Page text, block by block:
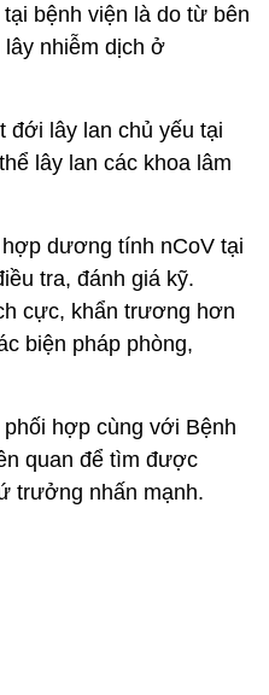
dương tính nCoV tại
cực, khẩn trương hơn
biện pháp phòng,
hợp cùng với Bệnh
quan để tìm được
trưởng nhấn mạnh.